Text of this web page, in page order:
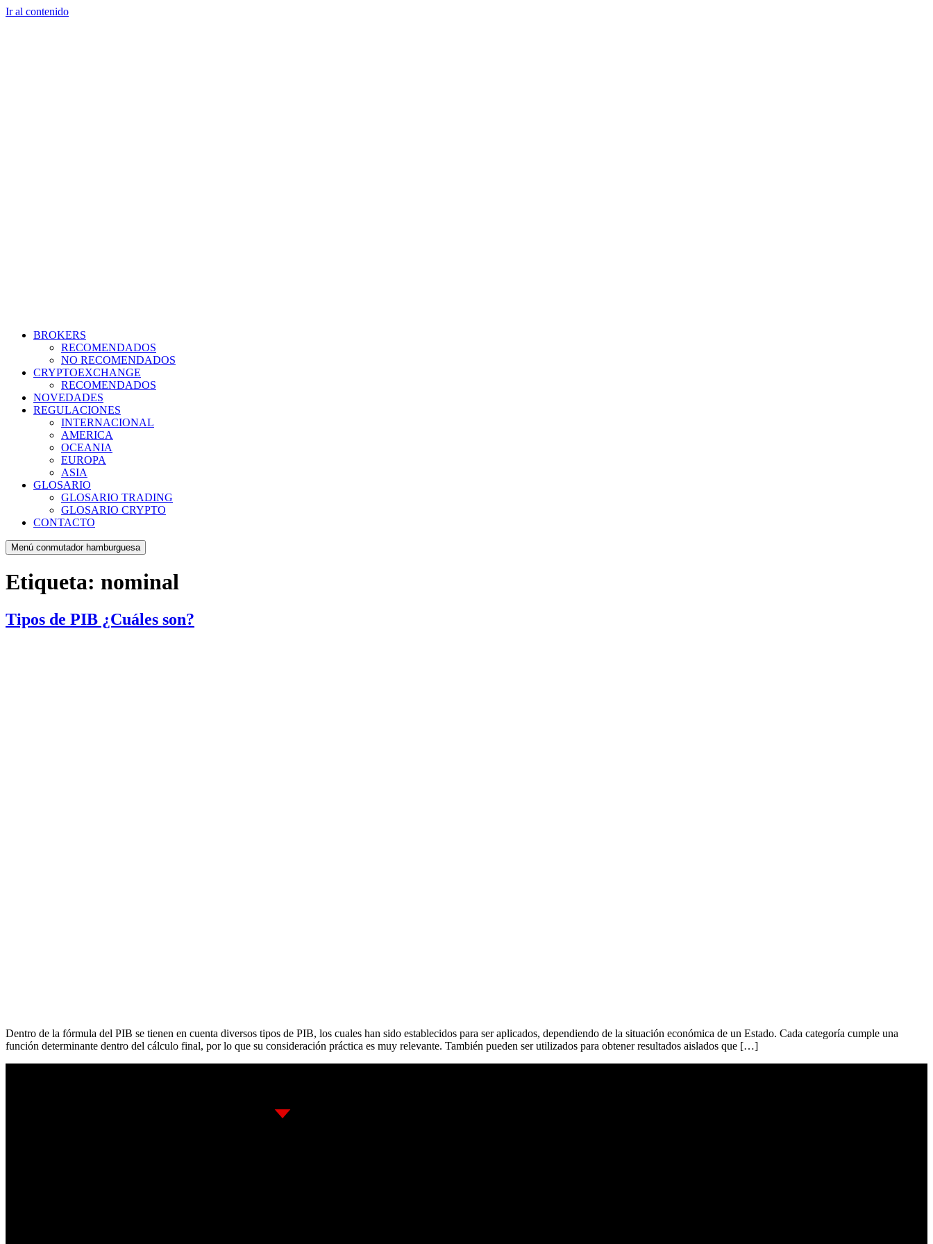
Ir al contenido
BROKERS
RECOMENDADOS
NO RECOMENDADOS
CRYPTOEXCHANGE
RECOMENDADOS
NOVEDADES
REGULACIONES
INTERNACIONAL
AMERICA
OCEANIA
EUROPA
ASIA
GLOSARIO
GLOSARIO TRADING
GLOSARIO CRYPTO
CONTACTO
Menú conmutador hamburguesa
Etiqueta: nominal
Tipos de PIB ¿Cuáles son?
Dentro de la fórmula del PIB se tienen en cuenta diversos tipos de PIB, los cuales han sido establecidos para ser aplicados, dependiendo de la situación económica de un Estado. Cada categoría cumple una
función determinante dentro del cálculo final, por lo que su consideración práctica es muy relevante. También pueden ser utilizados para obtener resultados aislados que […]